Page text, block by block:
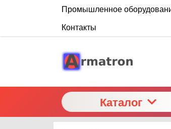
Промышленное
Контакты
Каталог